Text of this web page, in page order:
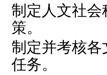
制定人文社会
策。
制定并考核
任务。